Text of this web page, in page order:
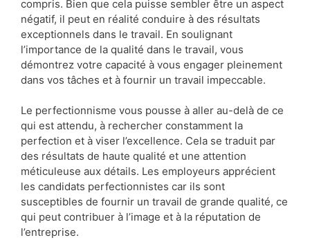
compris. Bien que cela puisse sembler être un aspect
négatif, il peut en réalité conduire à des résultats
exceptionnels dans le travail. En soulignant
l’importance de la qualité dans le travail, vous
démontrez votre capacité à vous engager pleinement
dans vos tâches et à fournir un travail impeccable.
Le perfectionnisme vous pousse à aller au-delà de ce
qui est attendu, à rechercher constamment la
perfection et à viser l’excellence. Cela se traduit par
des résultats de haute qualité et une attention
méticuleuse aux détails. Les employeurs apprécient
les candidats perfectionnistes car ils sont
susceptibles de fournir un travail de grande qualité, ce
qui peut contribuer à l’image et à la réputation de
l’entreprise.